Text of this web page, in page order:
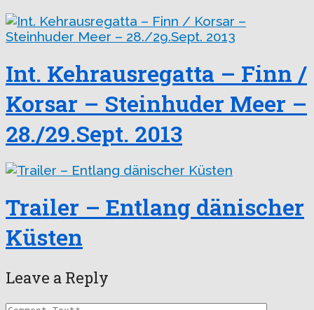
Int. Kehrausregatta – Finn /
Korsar – Steinhuder Meer –
28./29.Sept. 2013
Trailer – Entlang dänischer
Küsten
Leave a Reply